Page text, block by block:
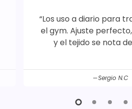
“Los uso a diario para
el gym. Ajuste
y el tejido se nota
Sergio N.C